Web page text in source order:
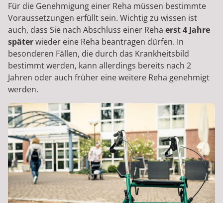
Für die Genehmigung einer Reha müssen bestimmte
Voraussetzungen erfüllt sein. Wichtig zu wissen ist
auch, dass Sie nach Abschluss einer Reha erst 4 Jahre
späterwieder eine Reha beantragen dürfen. In
besonderen Fällen, die durch das Krankheitsbild
bestimmt werden, kann allerdings bereits nach 2
Jahren oder auch früher eine weitere Reha genehmigt
werden.